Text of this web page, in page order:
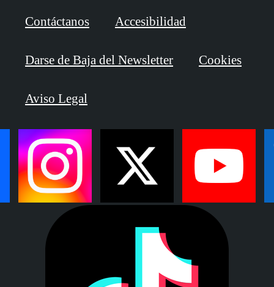
Contáctanos Accesibilidad
Darse de Baja del Newsletter Cookies
Aviso Legal